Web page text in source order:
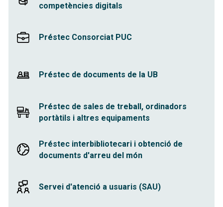
competències digitals
Préstec Consorciat PUC
Préstec de documents de la UB
Préstec de sales de treball, ordinadors
portàtils i altres equipaments
Préstec interbibliotecari i obtenció de
documents d'arreu del món
Servei d'atenció a usuaris (SAU)